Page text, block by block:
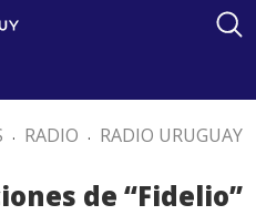
. RADIO . RADIO URUGUAY
de “Fidelio”